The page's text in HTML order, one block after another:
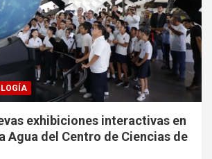
exhibiciones interactivas en
Agua del Centro de Ciencias de